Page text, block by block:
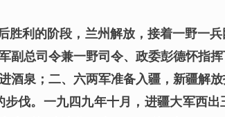
利的阶段，兰州解放，接着一野一
总司令兼一野司令、政委彭德怀指
泉；二、六两军准备入疆，新疆解
伐。一九四九年十月，进疆大军西